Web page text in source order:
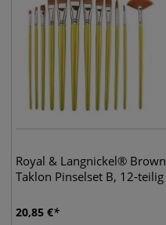
Royal & Langnickel® Brown
Taklon Pinselset B, 12-teilig
20,85 €